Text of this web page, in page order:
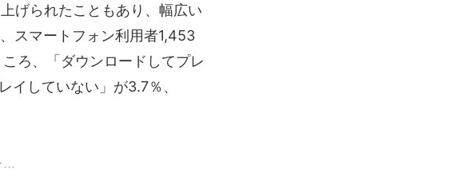
げられたこともあり、幅広い
スマートフォン利用者1,453
ろ、「ダウンロードしてプレ
イしていない」が3.7％、